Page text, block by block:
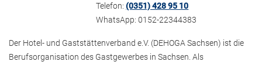
Telefon:(0351) 428 95 10
WhatsApp: 0152-22344383
Der Hotel- und Gaststättenverband e.V. (DEHOGA Sachsen) ist die
Berufsorganisation des Gastgewerbes in Sachsen. Als